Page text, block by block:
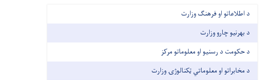
د اطلاعاتو او فرهنګ وزارت
د بهرنیو چارو وزارت
د حکومت د رسنیو او معلوماتو مرکز
د مخابراتو او معلوماتي ټکنالوژۍ وزارت